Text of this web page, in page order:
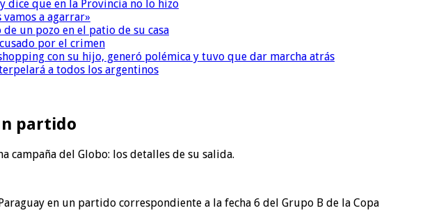
dice que en la Provincia no lo hizo
a agarrar»
un pozo en el patio de su casa
por el crimen
con su hijo, generó polémica y tuvo que dar marcha atrás
a todos los argentinos
partido
del Globo: los detalles de su salida.
en un partido correspondiente a la fecha 6 del Grupo B de la Copa